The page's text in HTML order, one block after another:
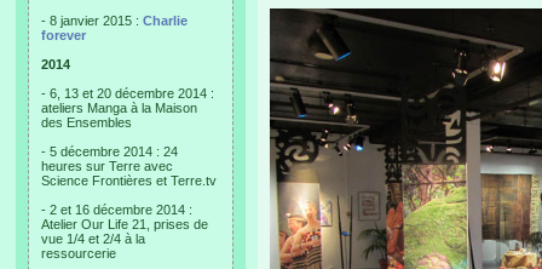
- 8 janvier 2015 : Charlie
forever
2014
- 6, 13 et 20 décembre 2014 :
ateliers Manga à la Maison
des Ensembles
- 5 décembre 2014 : 24
heures sur Terre avec
Science Frontières et Terre.tv
- 2 et 16 décembre 2014 :
Atelier Our Life 21, prises de
vue 1/4 et 2/4 à la
ressourcerie